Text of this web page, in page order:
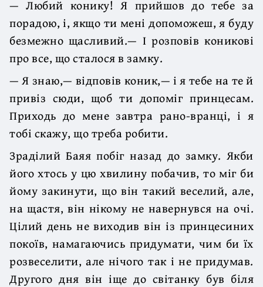
— Любий конику! Я прийшов до тебе за
порадою, і, якщо ти мені допоможеш, я буду
безмежно щасливий.— І розповів коникові
про все, що сталося в замку.
— Я знаю,— відповів коник,— і я тебе на те й
привіз сюди, щоб ти допоміг принцесам.
Приходь до мене завтра рано-вранці, і я
тобі скажу, що треба робити.
Зраділий Баяя побіг назад до замку. Якби
його хтось у цю хвилину побачив, то міг би
йому закинути, що він такий веселий, але,
на щастя, він нікому не навернувся на очі.
Цілий день не виходив він із принцесиних
покоїв, намагаючись придумати, чим би їх
розвеселити, але нічого так і не придумав.
Другого дня він іще до світанку був біля